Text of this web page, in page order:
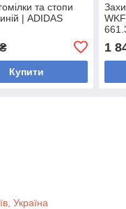
та стопи
| ADIDAS
Купити
1
Україна